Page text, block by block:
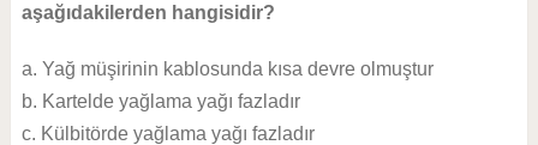
aşağıdakilerden hangisidir?
a. Yağ müşirinin kablosunda kısa devre olmuştur
b. Kartelde yağlama yağı fazladır
c. Külbitörde yağlama yağı fazladır